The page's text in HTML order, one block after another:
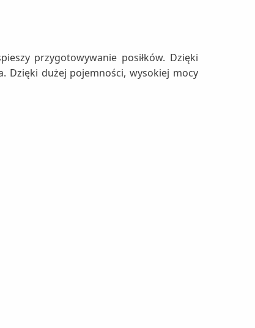
przygotowywanie posiłków. Dzięki
Dzięki dużej pojemności, wysokiej mocy